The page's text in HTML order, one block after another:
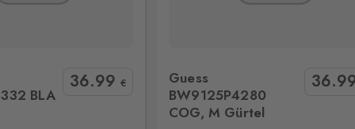
BLA
36.99 €
Guess
BW9125P4280
COG, M Gürtel
36